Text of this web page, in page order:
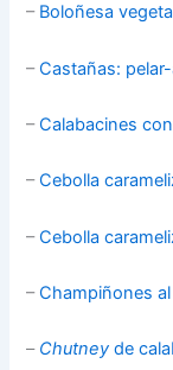
– Boloñesa
–Castañas:
–Calabacines
–Cebolla
–Cebolla
–Champiñones
– Chutney de